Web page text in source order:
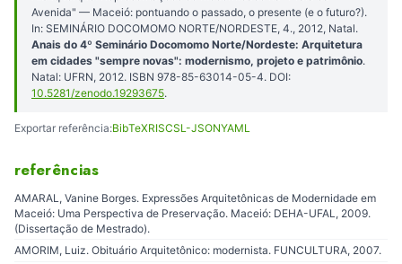
Avenida" — Maceió: pontuando o passado, o presente (e o futuro?).
In: SEMINÁRIO DOCOMOMO NORTE/NORDESTE, 4., 2012, Natal.
Anais do 4º Seminário Docomomo Norte/Nordeste: Arquitetura
em cidades "sempre novas": modernismo, projeto e patrimônio.
Natal: UFRN, 2012. ISBN 978-85-63014-05-4. DOI:
10.5281/zenodo.19293675.
Exportar referência:BibTeXRISCSL-JSONYAML
referências
AMARAL, Vanine Borges. Expressões Arquitetônicas de Modernidade em
Maceió: Uma Perspectiva de Preservação. Maceió: DEHA-UFAL, 2009.
(Dissertação de Mestrado).
AMORIM, Luiz. Obituário Arquitetônico: modernista. FUNCULTURA, 2007.